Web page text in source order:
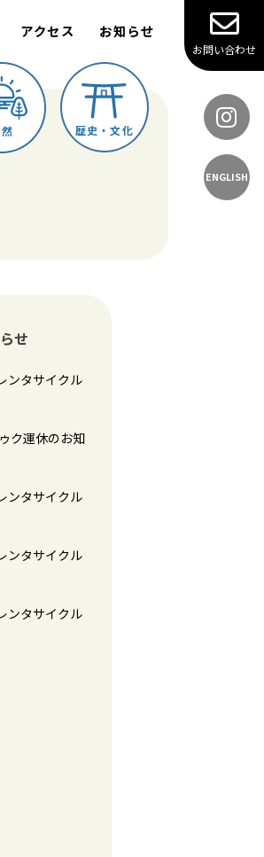
アクセス お知らせ
お問い合わせ
ENGLISH
歴史・文化
せ
ンタサイクル
ク運休のお知
ンタサイクル
ンタサイクル
ンタサイクル